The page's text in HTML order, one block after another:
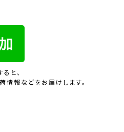
と、
情報などをお届けします。